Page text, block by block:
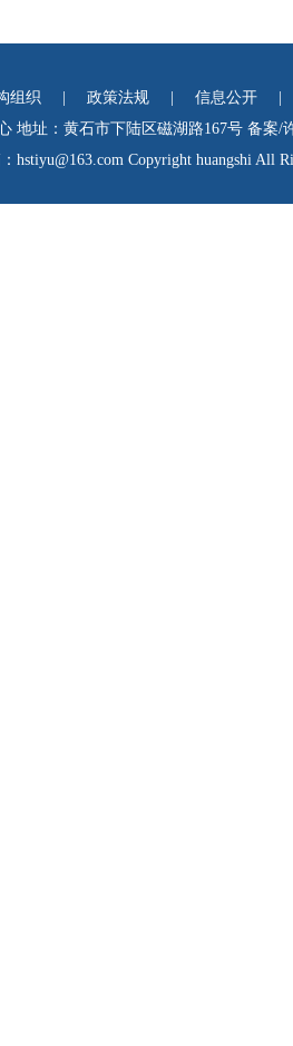
组织 政策法规 信息公开
地址：黄石市下陆区磁湖路167号 备案/
hstiyu@163.com Copyright huangshi All